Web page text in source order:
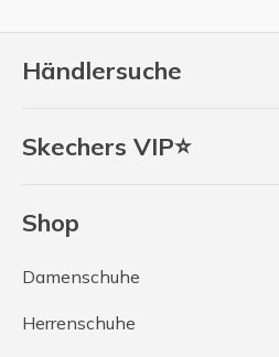
Händlersuche
Skechers VIP⭐
Shop
Damenschuhe
Herrenschuhe